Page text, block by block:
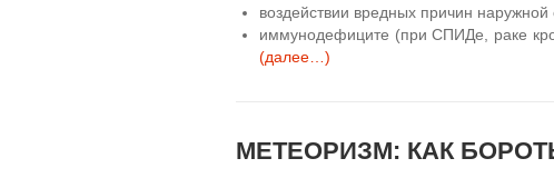
воздействии вредных причин наружной
иммунодефиците (при СПИДе, раке
(далее…)
МЕТЕОРИЗМ: КАК